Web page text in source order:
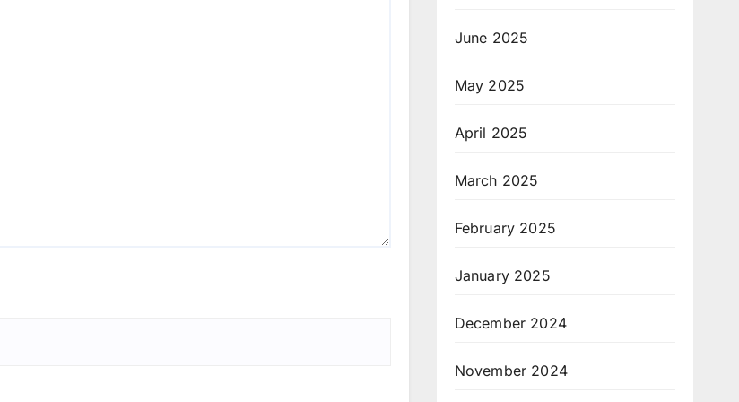
June 2025
May 2025
April 2025
March 2025
February 2025
January 2025
December 2024
November 2024